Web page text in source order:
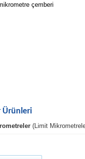
çemberi
Ürünleri
(Limit